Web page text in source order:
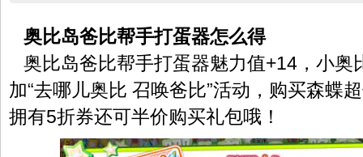
奥比岛爸比帮手打蛋器怎么得
奥比岛爸比帮手打蛋器魅力值+14，小奥
加“去哪儿奥比 召唤爸比”活动，购买森蝶
拥有5折券还可半价购买礼包哦！